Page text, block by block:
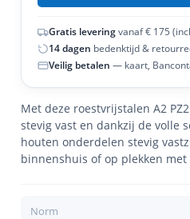
Met deze roestvrijstalen A2
stevig vast en dankzij de volle
houten onderdelen stevig
binnenshuis of op plekken
Norm
Gratis levering vanaf € 175
14 dagen bedenktijd &
Veilig betalen — kaart,